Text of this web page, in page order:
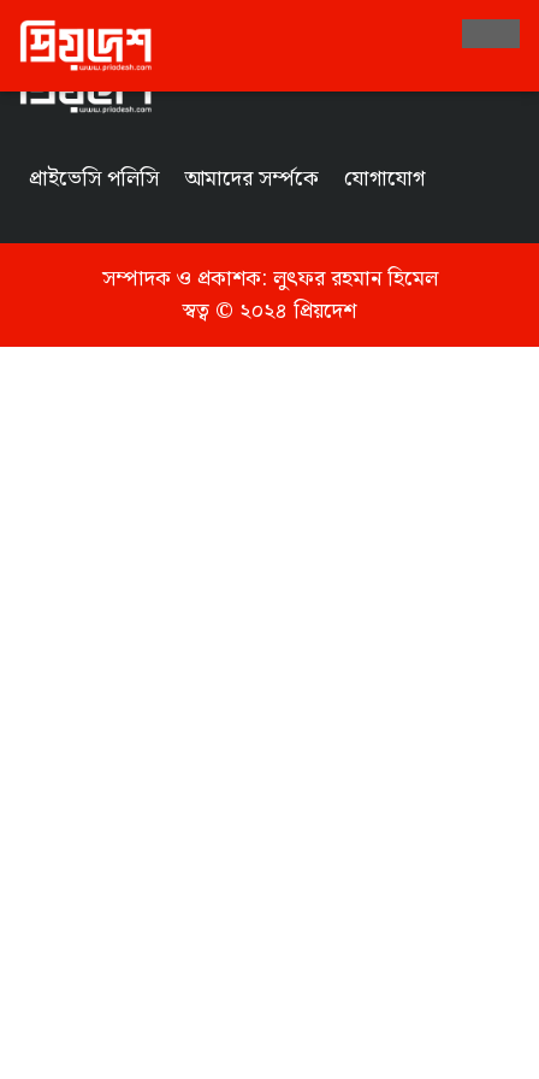
Tag
প্রাইভেসি পলিসি আমাদের সর্ম্পকে যোগাযোগ
সম্পাদক ও প্রকাশক: লুৎফর রহমান হিমেল
স্বত্ব © ২০২৪ প্রিয়দেশ